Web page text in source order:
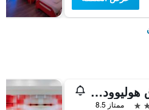
فندق هوليوود ميديا أم كورفورستيندام
ممتاز 8.5